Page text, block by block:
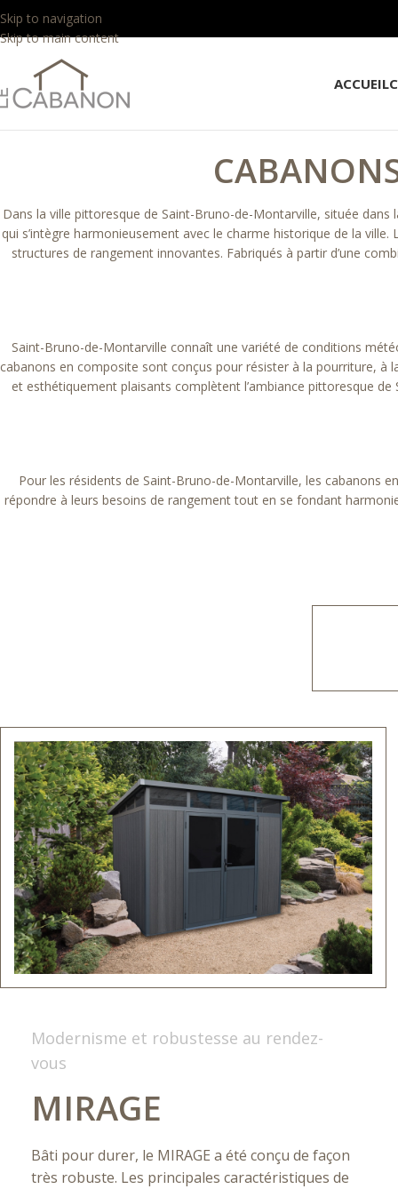
Skip to navigation
Skip to main content
ACCUEIL
Dans la ville pittoresque de Saint-Bruno-de-Montarville, située
qui s’intègre harmonieusement avec le charme historique de la
structures de rangement innovantes. Fabriqués à partir d’une
Saint-Bruno-de-Montarville connaît une variété de conditions
cabanons en composite sont conçus pour résister à la pourriture, à
et esthétiquement plaisants complètent l’ambiance pittoresque
Pour les résidents de Saint-Bruno-de-Montarville, les cabanons
répondre à leurs besoins de rangement tout en se fondant
Modernisme et robustesse au rendez-
vous
MIRAGE
Bâti pour durer, le MIRAGE a été conçu de façon
très robuste. Les principales caractéristiques de